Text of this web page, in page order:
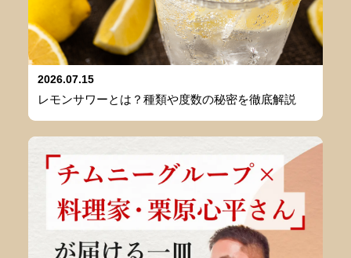
2026.07.15
レモンサワーとは？種類や度数の秘密を徹底解説